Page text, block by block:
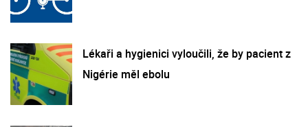
Lékaři a hygienici vyloučili, že by pacient z
Nigérie měl ebolu